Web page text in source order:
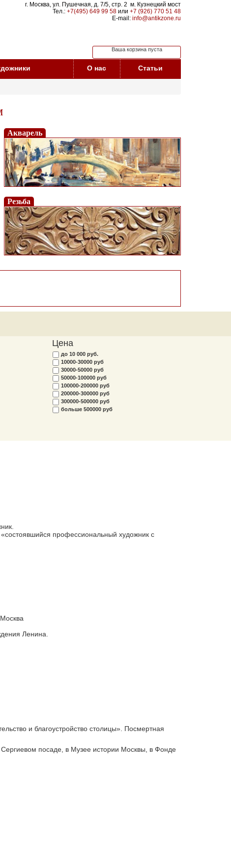
г. Москва, ул. Пушечная, д. 7/5, стр. 2 м. Кузнецкий мост
Тел.: +7(495) 649 99 58 или +7 (926) 770 51 48
E-mail: info@antikzone.ru
Ваша корзина пуста
О нас Статьи
Акварель
Резьба
Цена
до 10 000 руб.
10000-30000 руб
30000-50000 руб
50000-100000 руб
100000-200000 руб
200000-300000 руб
300000-500000 руб
больше 500000 руб
профессиональный художник с
Ленина.
и благоустройство столицы». Посмертная
Сергиевом посаде, в Музее истории Москвы, в Фонде